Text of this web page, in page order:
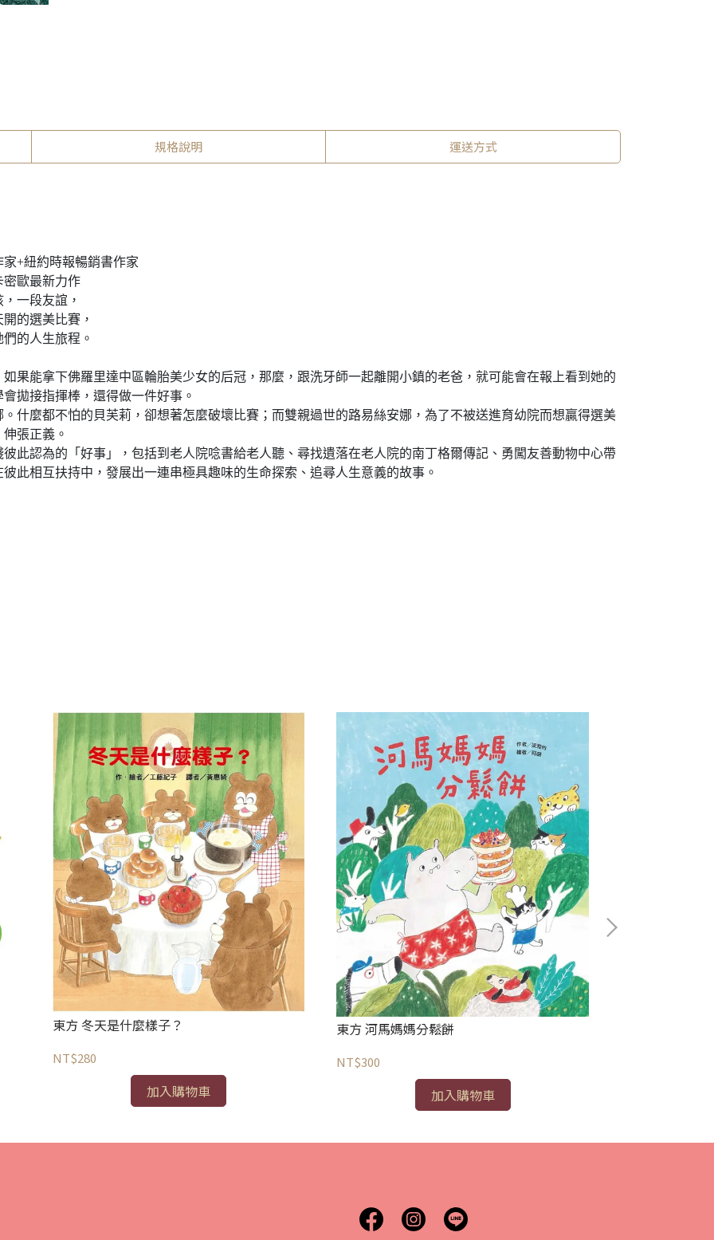
規格說明 運送方式
報暢銷書作家
力作
誼，
賽，
程。
果能拿下佛羅里達中區輪胎美少女的后冠，那麼，跟洗牙師一起離開小鎮的老爸，就可能會在報上看到她的
拋接指揮棒，還得做一件好事。
什麼都不怕的貝芙莉，卻想著怎麼破壞比賽；而雙親過世的路易絲安娜，為了不被送進育幼院而想贏得選美
張正義。
此認為的「好事」，包括到老人院唸書給老人聽、尋找遺落在老人院的南丁格爾傳記、勇闖友善動物中心帶
相互扶持中，發展出一連串極具趣味的生命探索、追尋人生意義的故事。
東方 冬天是什麼樣子？
NT$280
加入購物車
東方 河馬媽媽分鬆餅
NT$300
加入購物車